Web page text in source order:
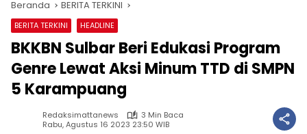
Beranda BERITA TERKINI
BERITA TERKINI HEADLINE
BKKBN Sulbar Beri Edukasi Program
Genre Lewat Aksi Minum TTD di SMPN
5 Karampuang
Redaksimattanews
3 Min Baca
Rabu, Agustus 16 2023 23:50 WIB